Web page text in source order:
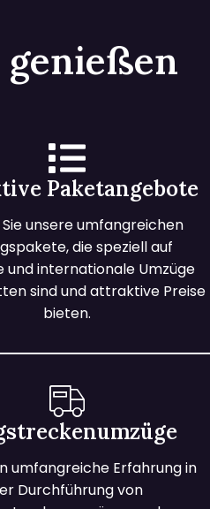
genießen
Paketangebote
unsere umfangreichen
die speziell auf
und internationale Umzüge
sind und attraktive Preise
bieten.
umfangreiche Erfahrung in
Durchführung von